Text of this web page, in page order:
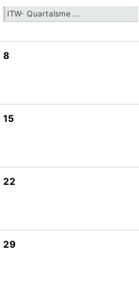
ITW- Quartalsme ...
8
15
22
29